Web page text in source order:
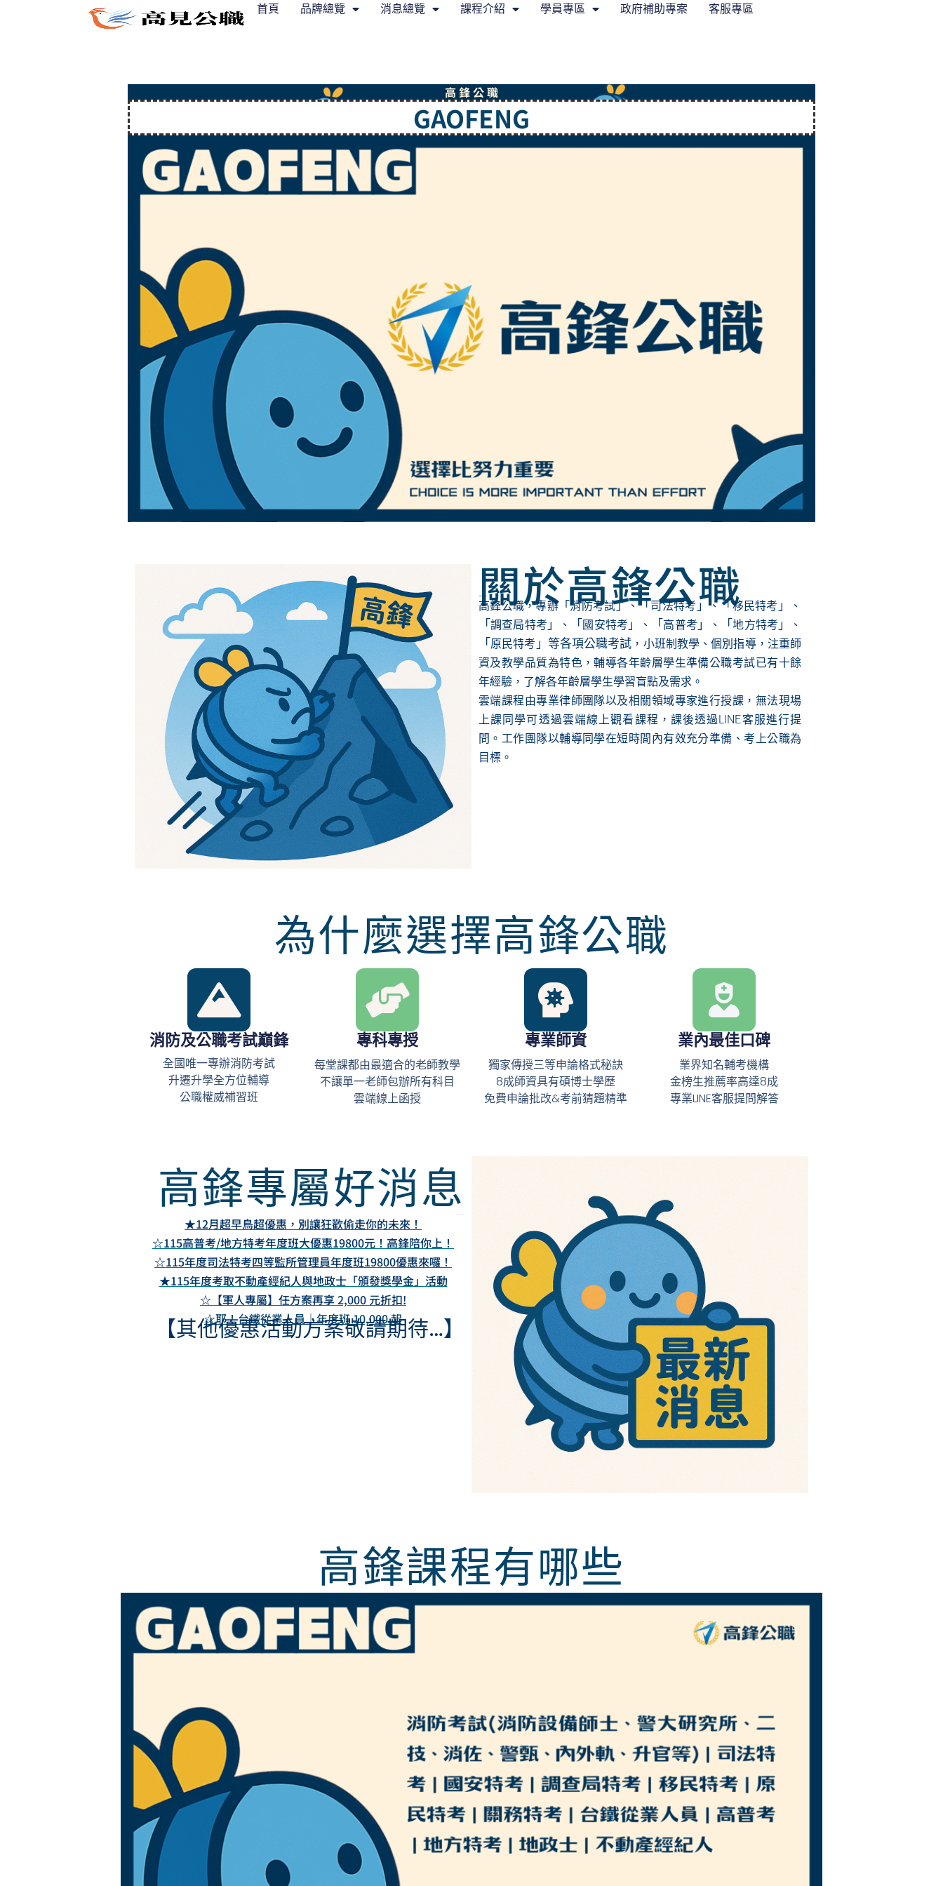
首頁 品牌總覽 消息總覽 課程介紹 學員專區 政府補助專案 客服專區
高 鋒 公 職
GAOFENG
關於高鋒公職
高鋒公職，專辦「消防考試」、「司法特考 」、 「移民特考 」 、
「調查局特考 」 、 「 國安特考 」 、 「 高普考 」 、 「地方特考 」 、
「 原民特考 」等各項公職考試 ，小班制教學、個別指導，注重師
資及教學品質為特色，輔導各年齡層學生準備公職考試已有十餘
年經驗，了解各年齡層學生學習盲點及需求。
雲端課程由專業律師團隊以及相關領域專家進行授課，無法現場
上課同學可透過雲端線上觀看課程，課後透過LINE客服進行提
問。 工作團隊以輔導同學在短時間內有效充分準備、考上公職為
目標。
為什麼選擇高鋒公職
消防及公職考試巔鋒
全國唯一專辦消防考試
升遷升學全方位輔導
公職權威補習班
專科專授
每堂課都由最適合的老師教學
不讓單一老師包辦所有科目
雲端線上函授
專業師資
獨家傳授三等申論格式秘訣
8成師資具有碩博士學歷
免費申論批改&考前猜題精準
業內最佳口碑
業界知名輔考機構
金榜生推薦率高達8成
專業LINE客服提問解答
高鋒專屬好消息
★12月超早鳥超優惠，別讓狂歡偷走你的未來！
☆115高普考/地方特考年度班大優惠19800元！高鋒陪你上！
☆115年度司法特考四等監所管理員年度班19800優惠來囉！
★115年度考取不動產經紀人與地政士「頒發獎學金」活動
☆【軍人專屬】任方案再享 2,000 元折扣!
☆耶！台鐵從業人員｜年度班 10,000 起
【其他優惠活動方案敬請期待…】
高鋒課程有哪些